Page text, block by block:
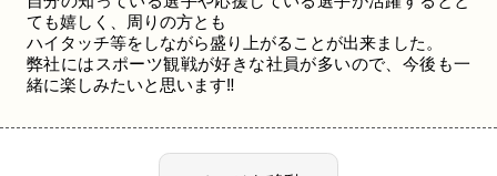
ても嬉しく、周りの方とも
ハイタッチ等をしながら盛り上がることが出来ました。
弊社にはスポーツ観戦が好きな社員が多いので、今後も一
緒に楽しみたいと思います‼